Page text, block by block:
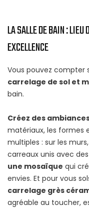
LA SALLE DE BAIN : LIEU
EXCELLENCE
Vous pouvez compter
carrelage de sol et
bain.
Créez des
matériaux, les formes
multiples : sur les murs,
carreaux unis avec
une mosaïque qui
envies. Et pour vous
carrelage grès
agréable au toucher,